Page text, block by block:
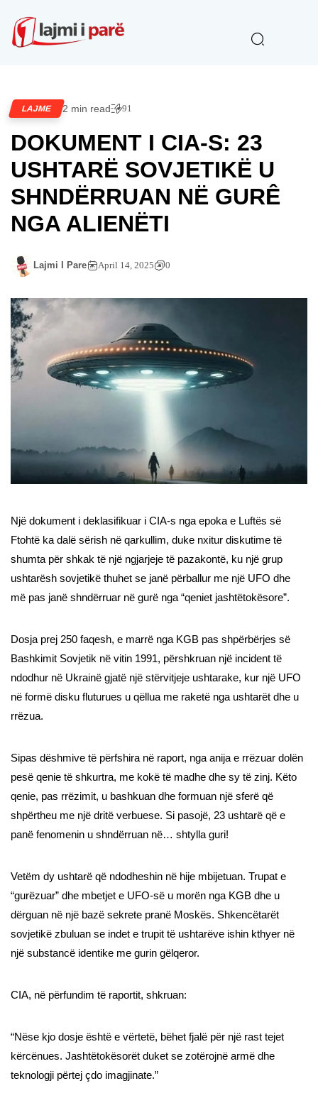
LAJME 2 min read 91
DOKUMENT I CIA-S: 23
USHTARË SOVJETIKË U
SHNDËRRUAN NË GURÊ
NGA ALIENËTI
Lajmi I Pare April 14, 2025 0
Një dokument i deklasifikuar i CIA-s nga epoka e Luftës së
Ftohtë ka dalë sërish në qarkullim, duke nxitur diskutime të
shumta për shkak të një ngjarjeje të pazakontë, ku një grup
ushtarësh sovjetikë thuhet se janë përballur me një UFO dhe
më pas janë shndërruar në gurë nga “qeniet jashtëtokësore”.
Dosja prej 250 faqesh, e marrë nga KGB pas shpërbërjes së
Bashkimit Sovjetik në vitin 1991, përshkruan një incident të
ndodhur në Ukrainë gjatë një stërvitjeje ushtarake, kur një UFO
në formë disku fluturues u qëllua me raketë nga ushtarët dhe u
rrëzua.
Sipas dëshmive të përfshira në raport, nga anija e rrëzuar dolën
pesë qenie të shkurtra, me kokë të madhe dhe sy të zinj. Këto
qenie, pas rrëzimit, u bashkuan dhe formuan një sferë që
shpërtheu me një dritë verbuese. Si pasojë, 23 ushtarë që e
panë fenomenin u shndërruan në… shtylla guri!
Vetëm dy ushtarë që ndodheshin në hije mbijetuan. Trupat e
“gurëzuar” dhe mbetjet e UFO-së u morën nga KGB dhe u
dërguan në një bazë sekrete pranë Moskës. Shkencëtarët
sovjetikë zbuluan se indet e trupit të ushtarëve ishin kthyer në
një substancë identike me gurin gëlqeror.
CIA, në përfundim të raportit, shkruan:
“Nëse kjo dosje është e vërtetë, bëhet fjalë për një rast tejet
kërcënues. Jashtëtokësorët duket se zotërojnë armë dhe
teknologji përtej çdo imagjinate.”